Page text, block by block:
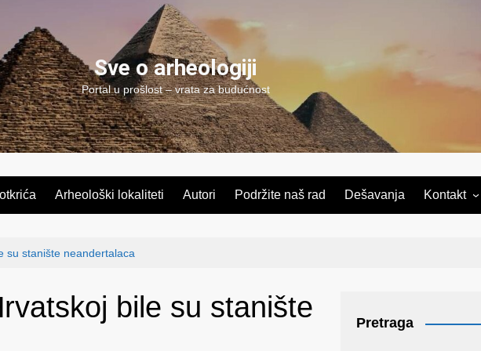
Sve o arheologiji
Portal u prošlost – vrata za budućnost
Arheološki lokaliteti Autori Podržite naš rad Dešavanja Kontakt
su stanište neandertalaca
bile su stanište
Pretraga